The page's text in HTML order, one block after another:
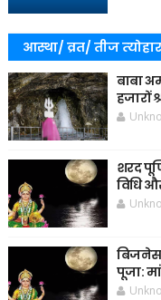
आस्था/ व्रत/ तीज त्‍योहार
बाबा
हजारों
शरद
विधि
बिजनेस
पूजा: